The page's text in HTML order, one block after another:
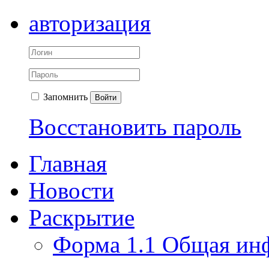
авторизация
Запомнить Войти
Восстановить пароль
Главная
Новости
Раскрытие
Форма 1.1 Общая